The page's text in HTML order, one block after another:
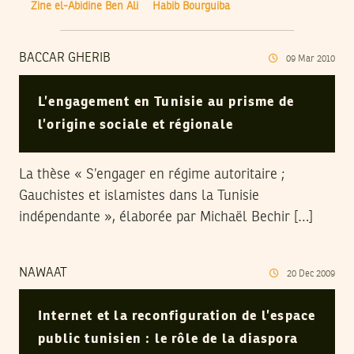
Zine el-Abidine Ben Ali Habib Bourguiba
BACCAR GHERIB 09 Mar 2010
L’engagement en Tunisie au prisme de
l’origine sociale et régionale
La thèse « S’engager en régime autoritaire ;
Gauchistes et islamistes dans la Tunisie
indépendante », élaborée par Michaël Bechir […]
NAWAAT 20 Dec 2009
Internet et la reconfiguration de l’espace
public tunisien : le rôle de la diaspora